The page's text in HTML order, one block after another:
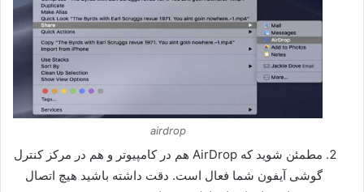
airdrop
مطمئن شوید که AirDrop هم در کامپیوتر و هم در مرکز کنترل
گوشی آیفون شما فعال است. دقت داشته باشید هیچ اتصال